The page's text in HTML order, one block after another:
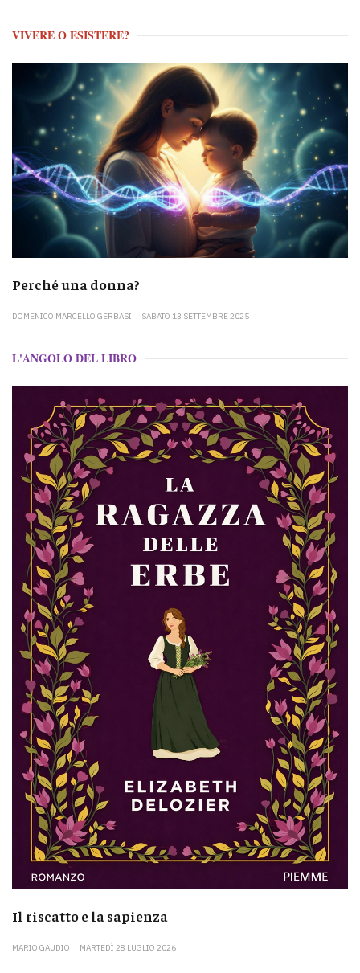
VIVERE O ESISTERE?
Perché una donna?
DOMENICO MARCELLO GERBASI SABATO 13 SETTEMBRE 2025
L'ANGOLO DEL LIBRO
Il riscatto e la sapienza
MARIO GAUDIO MARTEDÌ 28 LUGLIO 2026